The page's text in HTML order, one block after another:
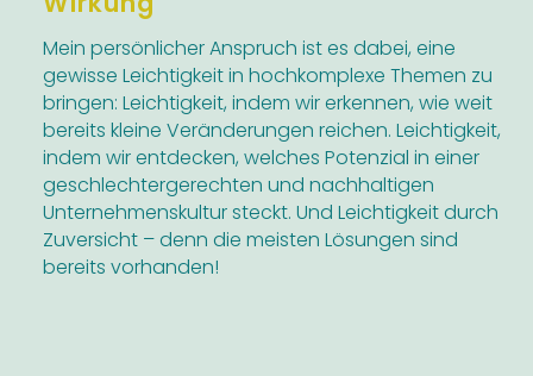
Mein persönlicher Anspruch ist es dabei, eine
gewisse Leichtigkeit in hochkomplexe Themen zu
bringen: Leichtigkeit, indem wir erkennen, wie weit
bereits kleine Veränderungen reichen. Leichtigkeit,
indem wir entdecken, welches Potenzial in einer
geschlechtergerechten und nachhaltigen
Unternehmenskultur steckt. Und Leichtigkeit durch
Zuversicht – denn die meisten Lösungen sind
bereits vorhanden!